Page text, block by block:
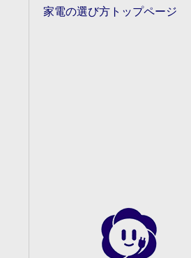
家電の選び方トップページ